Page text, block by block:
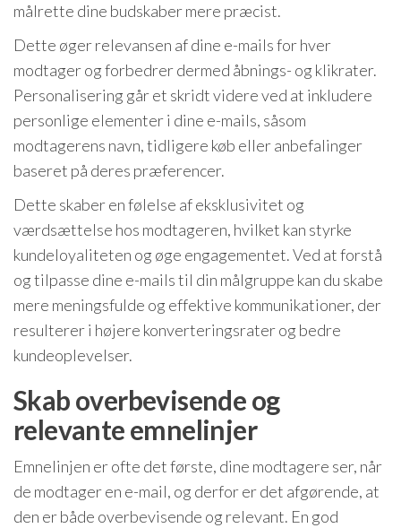
målrette dine budskaber mere præcist.
Dette øger relevansen af dine e-mails for hver
modtager og forbedrer dermed åbnings- og klikrater.
Personalisering går et skridt videre ved at inkludere
personlige elementer i dine e-mails, såsom
modtagerens navn, tidligere køb eller anbefalinger
baseret på deres præferencer.
Dette skaber en følelse af eksklusivitet og
værdsættelse hos modtageren, hvilket kan styrke
kundeloyaliteten og øge engagementet. Ved at forstå
og tilpasse dine e-mails til din målgruppe kan du skabe
mere meningsfulde og effektive kommunikationer, der
resulterer i højere konverteringsrater og bedre
kundeoplevelser.
Skab overbevisende og
relevante emnelinjer
Emnelinjen er ofte det første, dine modtagere ser, når
de modtager en e-mail, og derfor er det afgørende, at
den er både overbevisende og relevant. En god